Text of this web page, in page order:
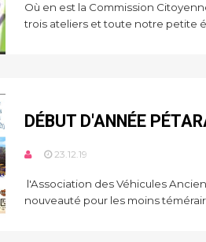
Où en est la Commission
trois ateliers et toute notre petite
DÉBUT D'ANNÉE
23.12.19
l'Association des Véhicules
nouveauté pour les moins